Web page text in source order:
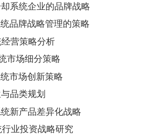
系统企业的品牌战略
品牌战略管理的策略
营策略分析
市场细分策略
市场创新策略
品类规划
新产品差异化战略
业投资战略研究